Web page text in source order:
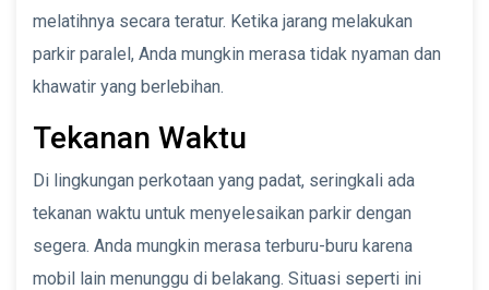
melatihnya secara teratur. Ketika jarang melakukan
parkir paralel, Anda mungkin merasa tidak nyaman dan
khawatir yang berlebihan.
Tekanan Waktu
Di lingkungan perkotaan yang padat, seringkali ada
tekanan waktu untuk menyelesaikan parkir dengan
segera. Anda mungkin merasa terburu-buru karena
mobil lain menunggu di belakang. Situasi seperti ini